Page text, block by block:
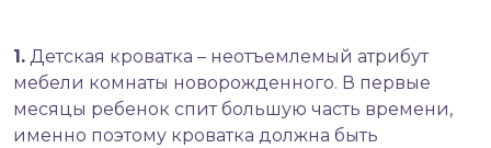
1. Детская кроватка – неотъемлемый атрибут
мебели комнаты новорожденного. В первые
месяцы ребенок спит большую часть времени,
именно поэтому кроватка должна быть